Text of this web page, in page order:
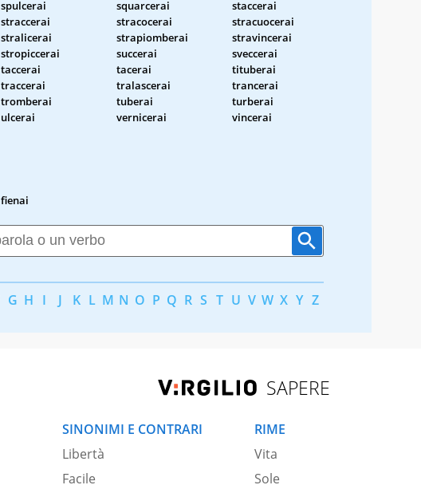
spulcerai squarcerai
staccerai
straccerai stracocerai
stracuocerai
stralicerai strapiomberai
stravincerai
stropiccerai succerai
sveccerai
taccerai tacerai
tituberai
traccerai tralascerai
trancerai
tromberai tuberai
turberai
ulcerai vernicerai
vincerai
fienai
G H I J K L M N O P Q R S T U V W X Y Z
SAPERE
SINONIMI E CONTRARI
Libertà
Facile
RIME
Vita
Sole